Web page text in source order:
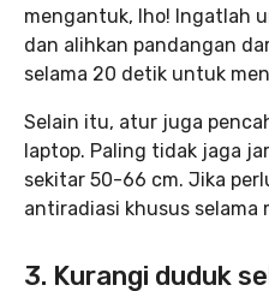
mengantuk, lho! Ingatlah
dan alihkan pandangan
selama 20 detik untuk
Selain itu, atur juga
laptop. Paling tidak jaga
sekitar 50-66 cm. Jika
antiradiasi khusus selama
3. Kurangi duduk